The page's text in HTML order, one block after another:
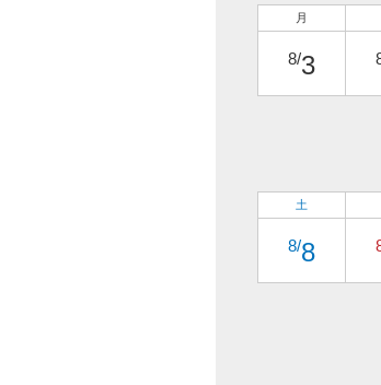
月
8/3
土
8/8